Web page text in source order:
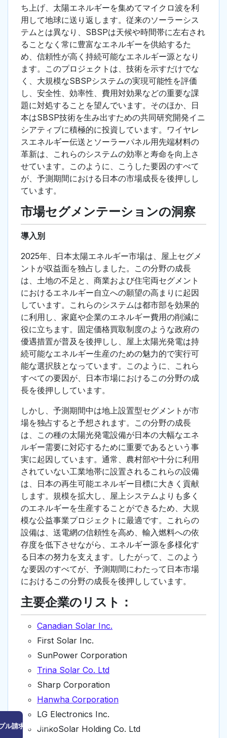
ル請求はこちら
ち上げ、太陽エネルギーを集めてマイクロ波を利
用して地球に送り返します。従来のソーラーシス
テムとは異なり、SBSPは天候や時間帯に左右され
ることなく常に豊富なエネルギーを供給するた
め、信頼性が高く持続可能なエネルギー源となり
ます。このプロジェクトは、技術を示すだけでな
く、大規模なSBSPシステムの実現可能性を評価
し、安全性、効率性、費用対効果などの重要な課
題に対処することを望んでいます。そのほか、日
本はSBSP技術を生み出すための共同研究開発イニ
シアティブに積極的に投資しています。ワイヤレ
スエネルギー伝送とソーラーパネル用先端材料の
革新は、これらのシステムの効率と寿命を向上さ
せています。このように、こうした要因のすべて
が、予測期間における日本の市場成長を後押しし
ています。
市場セグメンテーションの洞察
導入別
2025年、日本太陽エネルギー市場は、屋上セグメ
ントが収益面を独占しました。この分野の成長
は、土地の不足と、商業および住宅両セグメント
におけるエネルギー自立への願望の高まりに起因
しています。これらのシステムは都市部を効果的
に利用し、家庭や企業のエネルギー費用の削減に
役に立ちます。固定価格買取制度のような政府の
優遇措置が普及を後押しし、屋上太陽光発電は持
続可能なエネルギー生産のための魅力的で実行可
能な選択肢となっています。このように、これら
すべての要因が、日本市場におけるこの分野の成
長を後押ししています。
しかし、予測期間中は地上設置型セグメントが市
場を独占すると予想されます。この分野の成長
は、この種の太陽光発電設備が日本の大幅なエネ
ルギー需要に対応するために重要であるという事
実に起因しています。通常、農村部や十分に利用
されていない工業地帯に設置されるこれらの設備
は、日本の再生可能エネルギー目標に大きく貢献
します。規模を拡大し、屋上システムよりも多く
のエネルギーを生産することができるため、大規
模な公益事業プロジェクトに最適です。これらの
設備は、送電網の信頼性を高め、輸入燃料への依
存度を低下させながら、エネルギー源を多様化す
る日本の努力を支えます。したがって、このよう
な要因のすべてが、予測期間にわたって日本市場
におけるこの分野の成長を後押ししています。
主要企業のリスト：
Canadian Solar Inc.
First Solar Inc.
SunPower Corporation
Trina Solar Co. Ltd
Sharp Corporation
Hanwha Corporation
LG Electronics Inc.
JinkoSolar Holding Co. Ltd